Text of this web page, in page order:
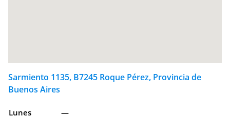
Sarmiento 1135, B7245 Roque Pérez, Provincia de
Buenos Aires
Lunes
—